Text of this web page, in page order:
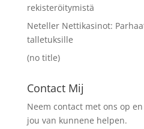
rekisteröitymistä
Neteller Nettikasinot:
talletuksille
(no title)
Contact Mij
Neem contact met ons op
jou van kunnene helpen.